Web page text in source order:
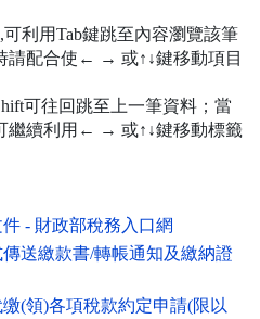
利用Tab鍵跳至內容瀏覽該筆
請配合使← → 或↑↓鍵移動項目
可往回跳至上一筆資料；當
繼續利用← → 或↑↓鍵移動標籤
- 財政部稅務入口網
傳送繳款書/轉帳通知及繳納證
(領)各項稅款約定申請(限以